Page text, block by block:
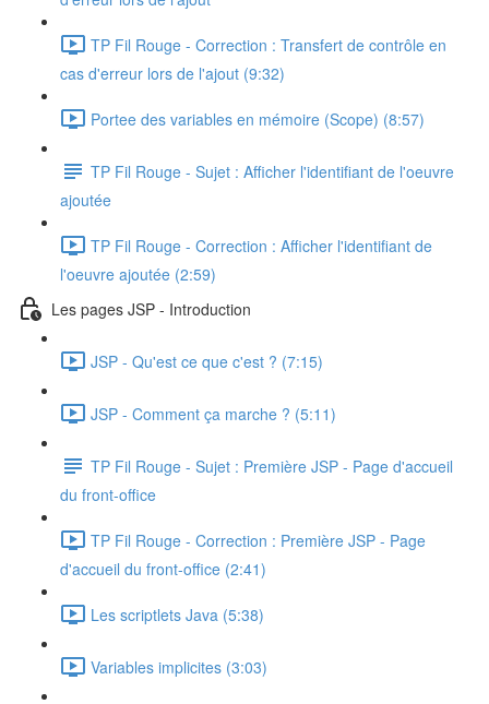
TP Fil Rouge - Correction : Transfert de contrôle en
cas d'erreur lors de l'ajout (9:32)
Portee des variables en mémoire (Scope) (8:57)
TP Fil Rouge - Sujet : Afficher l'identifiant de l'oeuvre
ajoutée
TP Fil Rouge - Correction : Afficher l'identifiant de
l'oeuvre ajoutée (2:59)
Les pages JSP - Introduction
JSP - Qu'est ce que c'est ? (7:15)
JSP - Comment ça marche ? (5:11)
TP Fil Rouge - Sujet : Première JSP - Page d'accueil
du front-office
TP Fil Rouge - Correction : Première JSP - Page
d'accueil du front-office (2:41)
Les scriptlets Java (5:38)
Variables implicites (3:03)